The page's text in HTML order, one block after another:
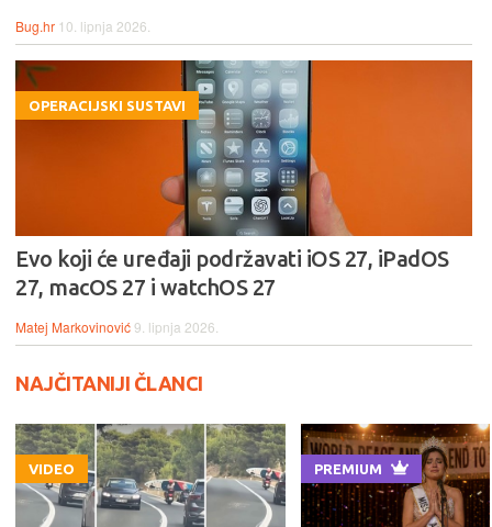
Bug.hr 10. lipnja 2026.
OPERACIJSKI SUSTAVI
Evo koji će uređaji podržavati iOS 27, iPadOS
27, macOS 27 i watchOS 27
Matej Markovinović9. lipnja 2026.
NAJČITANIJI ČLANCI
VIDEO PREMIUM